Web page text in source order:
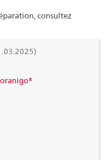
consultez